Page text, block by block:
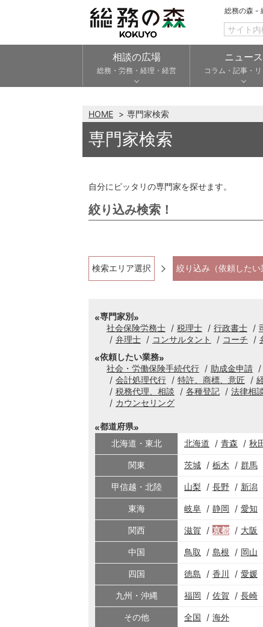
総務の森 -
相談の広場
総務・労務・経理・経営
ニュース
コラム・記事・リ
HOME 専門家検索
専門家検索
自分にピッタリの専門家を探せます。
絞り込み検索！
検索エリア選択 絞り込み（依頼したい
専門家別
社会保険労務士
税理士 行政書士
弁理士
コンサルタント コーチ
依頼したい業務
社会・労働保険手続代行
助成金申請
会計処理代行
特許、商標、意匠
税務代理、相談
各種登記 法律相
カウンセリング
都道府県
北海道・東北
北海道 青森 秋
関東 茨城 栃木 群馬
甲信越・北陸 山梨 長野 新潟
東海 岐阜 静岡 愛知
関西 滋賀 京都 大阪
中国 鳥取 島根 岡山
四国 徳島 香川 愛媛
九州・沖縄 福岡 佐賀 長崎
その他 全国 海外